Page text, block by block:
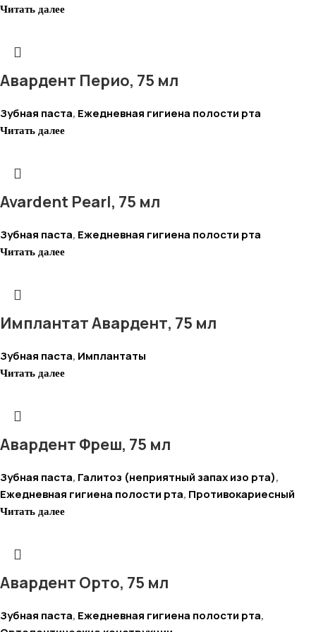
Читать далее
Авардент Перио, 75 мл
Зубная паста, Ежедневная гигиена полости рта
Читать далее
Avardent Pearl, 75 мл
Зубная паста, Ежедневная гигиена полости рта
Читать далее
Имплантат Авардент, 75 мл
Зубная паста, Имплантаты
Читать далее
Авардент Фреш, 75 мл
Зубная паста, Галитоз (неприятный запах изо рта),
Ежедневная гигиена полости рта, Противокариесный
Читать далее
Авардент Орто, 75 мл
Зубная паста, Ежедневная гигиена полости рта,